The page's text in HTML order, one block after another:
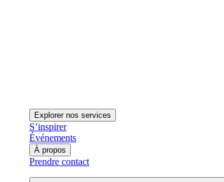
Explorer nos services
S’inspirer
Événements
À propos
Prendre contact